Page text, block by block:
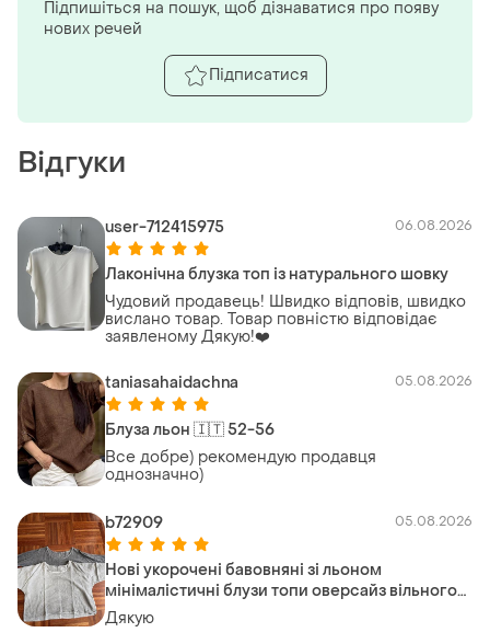
Відгуки
user-712415975 06.08.2026
Лаконічна блузка топ із натурального шовку
Чудовий продавець! Швидко відповів, швидко
вислано товар. Товар повністю відповідає
заявленому Дякую!❤️
taniasahaidachna 05.08.2026
Блуза льон 🇮🇹 52-56
Все добре) рекомендую продавця
однозначно)
b72909 05.08.2026
Нові укорочені бавовняні зі льоном
мінімалістичні блузи топи оверсайз вільного
(boxy/oversized) крою colette оверсайз італія
🇮🇹
Дякую
Підпишіться на пошук, щоб дізнаватися про появу
нових речей
Підписатися